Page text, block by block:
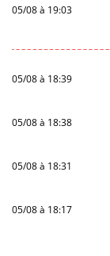
05/08 à 19:03
05/08 à 18:39
05/08 à 18:38
05/08 à 18:31
05/08 à 18:17